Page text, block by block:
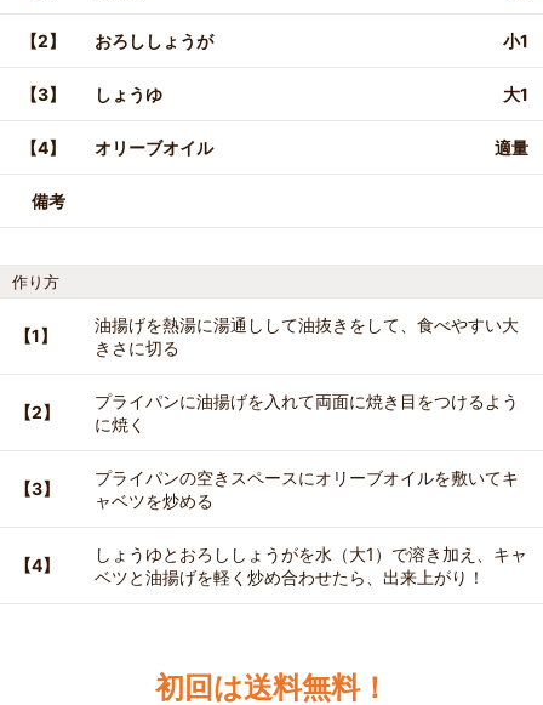
【2】 おろししょうが 小1
【3】 しょうゆ 大1
【4】 オリーブオイル 適量
備考
作り方
【1】
油揚げを熱湯に湯通しして油抜きをして、食べやすい大
きさに切る
【2】
プライパンに油揚げを入れて両面に焼き目をつけるよう
に焼く
【3】
プライパンの空きスペースにオリーブオイルを敷いてキ
ャベツを炒める
【4】
しょうゆとおろししょうがを水（大1）で溶き加え、キャ
ベツと油揚げを軽く炒め合わせたら、出来上がり！
初回は送料無料！